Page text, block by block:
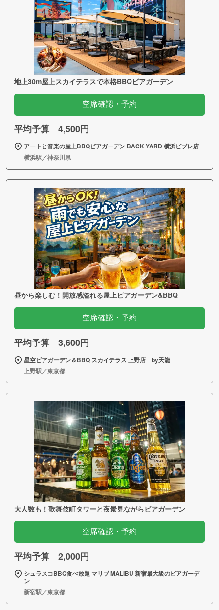
地上30m屋上スカイテラスで本格BBQビアガーデン
空席確認・予約
平均予算 4,500円
アートと音楽の屋上BBQビアガーデン BACK YARD 横浜ビブレ店
横浜駅／神奈川県
昼から楽しむ！開放感溢れる屋上ビアガーデン&BBQ
空席確認・予約
平均予算 3,600円
星空ビアガーデン＆BBQ スカイテラス 上野店 by天龍
上野駅／東京都
大人数も！歌舞伎町タワーと夜景見ながらビアガーデン
空席確認・予約
平均予算 2,000円
シュラスコBBQ食べ放題 マリブ MALIBU 新宿最大級のビアガーデ
ン
新宿駅／東京都